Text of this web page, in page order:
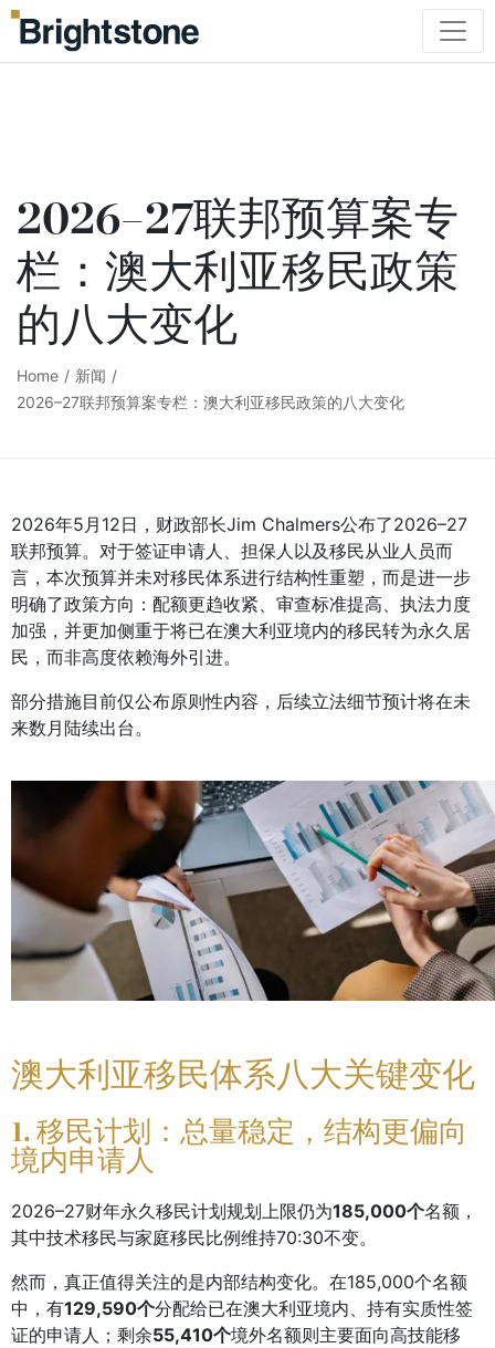
2026–27联邦预算案专
栏：澳大利亚移民政策
的八大变化
Home / 新闻 /
2026–27联邦预算案专栏：澳大利亚移民政策的八大变化
2026年5月12日，财政部长Jim Chalmers公布了2026–27
联邦预算。对于签证申请人、担保人以及移民从业人员而
言，本次预算并未对移民体系进行结构性重塑，而是进一步
明确了政策方向：配额更趋收紧、审查标准提高、执法力度
加强，并更加侧重于将已在澳大利亚境内的移民转为永久居
民，而非高度依赖海外引进。
部分措施目前仅公布原则性内容，后续立法细节预计将在未
来数月陆续出台。
澳大利亚移民体系八大关键变化
1. 移民计划：总量稳定，结构更偏向
境内申请人
2026–27财年永久移民计划规划上限仍为185,000个名额，
其中技术移民与家庭移民比例维持70:30不变。
然而，真正值得关注的是内部结构变化。在185,000个名额
中，有129,590个分配给已在澳大利亚境内、持有实质性签
证的申请人；剩余55,410个境外名额则主要面向高技能移